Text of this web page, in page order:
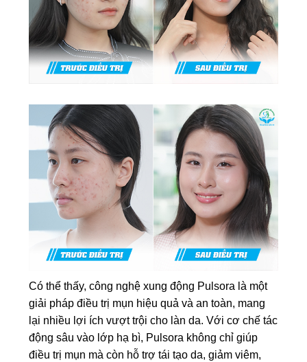
Có thể thấy, công nghệ xung động Pulsora là một
giải pháp điều trị mụn hiệu quả và an toàn, mang
lại nhiều lợi ích vượt trội cho làn da. Với cơ chế tác
động sâu vào lớp hạ bì, Pulsora không chỉ giúp
điều trị mụn mà còn hỗ trợ tái tạo da, giảm viêm,